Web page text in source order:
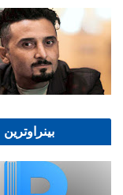
بینراوترین